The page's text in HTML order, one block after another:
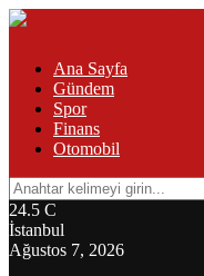
Ana Sayfa
Gündem
Spor
Finans
Otomobil
Search
for:
24.5 C
İstanbul
Ağustos 7, 2026